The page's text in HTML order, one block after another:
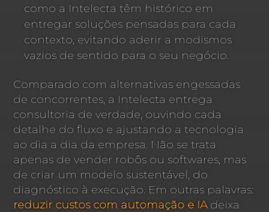
como a Intelecta têm histórico em
entregar soluções pensadas para cada
contexto, evitando aderir a modismos
vazios de sentido para o seu negócio.
Comparado com alternativas engessadas
de concorrentes, a Intelecta entrega
consultoria de verdade, ouvindo cada
detalhe do fluxo e ajustando a tecnologia
ao dia a dia da empresa. Não se trata
apenas de vender robôs ou softwares, mas
de criar um modelo sustentável, do
diagnóstico à execução. Em outras palavras:
reduzir custos com automação e IAdeixa